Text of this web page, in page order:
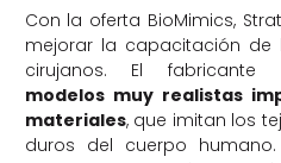
Con la oferta BioMimics,
mejorar la capacitación de
cirujanos. El fabricante
modelos muy realistas
materiales, que imitan los
duros del cuerpo